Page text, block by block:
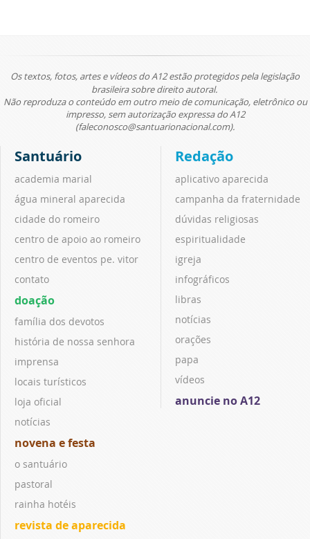
Os textos, fotos, artes e vídeos do A12 estão protegidos pela legislação
brasileira sobre direito autoral.
Não reproduza o conteúdo em outro meio de comunicação, eletrônico ou
impresso, sem autorização expressa do A12
(faleconosco@santuarionacional.com).
Santuário
academia marial
água mineral aparecida
cidade do romeiro
centro de apoio ao romeiro
centro de eventos pe. vitor
contato
doação
família dos devotos
história de nossa senhora
imprensa
locais turísticos
loja oficial
notícias
novena e festa
o santuário
pastoral
rainha hotéis
revista de aparecida
Redação
aplicativo aparecida
campanha da fraternidade
dúvidas religiosas
espiritualidade
igreja
infográficos
libras
notícias
orações
papa
vídeos
anuncie no A12